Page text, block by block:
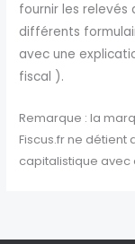
fournir les relevés
différents
avec une
fiscal ).
Remarque : la
Fiscus.fr ne
capitalistique avec